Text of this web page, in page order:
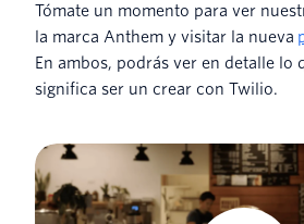
Tómate un momento para ver
la marca Anthem y visitar la nueva
En ambos, podrás ver en detalle lo
significa ser un crear con Twilio.